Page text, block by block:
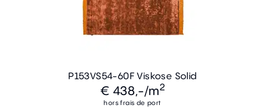
P153VS54-60F Viskose Solid
€ 438,-/m2
hors frais de port